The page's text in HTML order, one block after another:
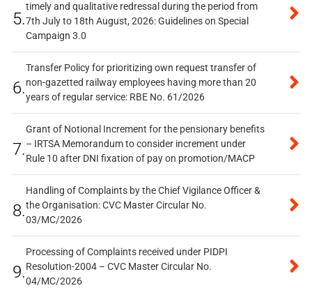
5.
timely and qualitative redressal during the period from
7th July to 18th August, 2026: Guidelines on Special
Campaign 3.0
6.
Transfer Policy for prioritizing own request transfer of
non-gazetted railway employees having more than 20
years of regular service: RBE No. 61/2026
7.
Grant of Notional Increment for the pensionary benefits
– IRTSA Memorandum to consider increment under
Rule 10 after DNI fixation of pay on promotion/MACP
8.
Handling of Complaints by the Chief Vigilance Officer &
the Organisation: CVC Master Circular No.
03/MC/2026
9.
Processing of Complaints received under PIDPI
Resolution-2004 – CVC Master Circular No.
04/MC/2026